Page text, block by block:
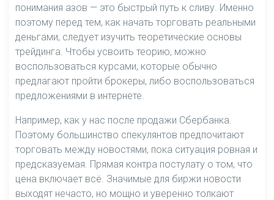
понимания азов — это быстрый путь к сливу. Именно
поэтому перед тем, как начать торговать реальными
деньгами, следует изучить теоретические основы
трейдинга. Чтобы усвоить теорию, можно
воспользоваться курсами, которые обычно
предлагают пройти брокеры, либо воспользоваться
предложениями в интернете.
Например, как у нас после продажи Сбербанка.
Поэтому большинство спекулянтов предпочитают
торговать между новостями, пока ситуация ровная и
предсказуемая. Прямая контра постулату о том, что
цена включает всё. Значимые для биржи новости
выходят нечасто, но мощно и уверенно толкают